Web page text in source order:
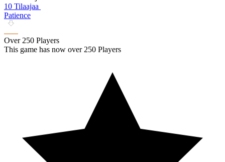
10 Tilaajaa
Patience
Over 250 Players
This game has now over 250 Players